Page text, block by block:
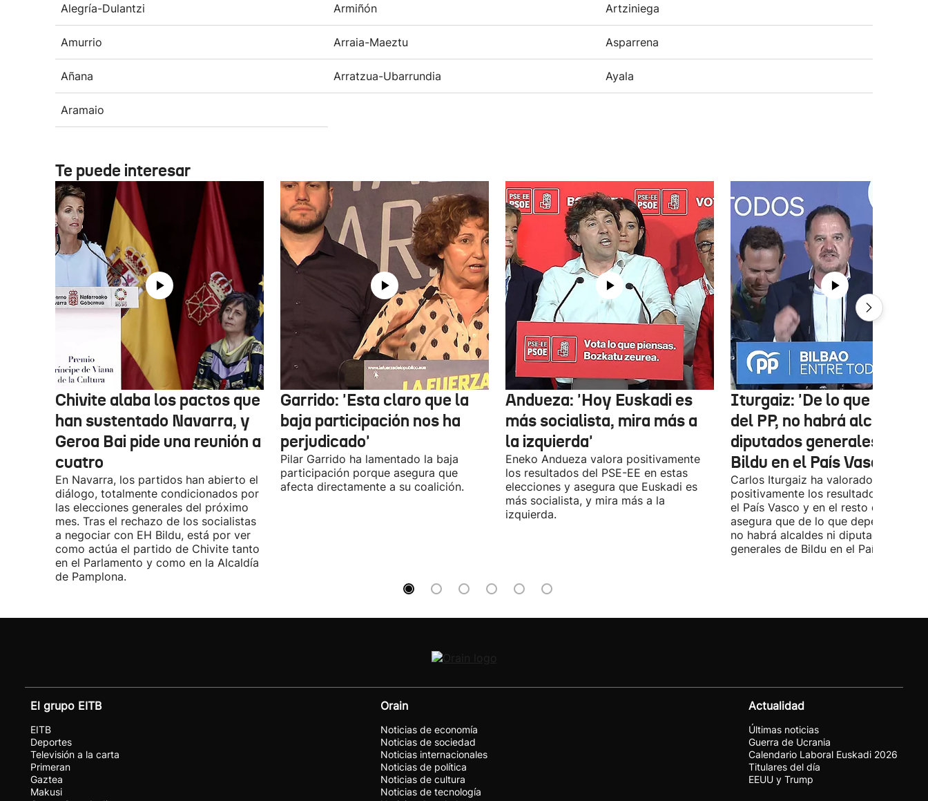
Alegría-Dulantzi Armiñón Artziniega
Amurrio Arraia-Maeztu Asparrena
Añana Arratzua-Ubarrundia Ayala
Aramaio
Te puede interesar
Chivite alaba los pactos que
han sustentado Navarra, y
Geroa Bai pide una reunión a
cuatro
En Navarra, los partidos han abierto el
diálogo, totalmente condicionados por
las elecciones generales del próximo
mes. Tras el rechazo de los socialistas
a negociar con EH Bildu, está por ver
como actúa el partido de Chivite tanto
en el Parlamento y como en la Alcaldía
de Pamplona.
Garrido: 'Esta claro que la
baja participación nos ha
perjudicado'
Pilar Garrido ha lamentado la baja
participación porque asegura que
afecta directamente a su coalición.
Andueza: 'Hoy Euskadi es
más socialista, mira más a
la izquierda'
Eneko Andueza valora positivamente
los resultados del PSE-EE en estas
elecciones y asegura que Euskadi es
más socialista, y mira más a la
izquierda.
Iturgaiz: 'De lo que
del PP, no habrá alcaldes ni
diputados generales de
Bildu en el País Vasco'
Carlos Iturgaiz ha valorado
positivamente los resultados del PP
el País Vasco y en el resto de
asegura que de lo que dependa del
no habrá alcaldes ni diputados
generales de Bildu en el País Vasco.
El grupo EITB
EITB
Deportes
Televisión a la carta
Primeran
Gaztea
Makusi
Orain
Noticias de economía
Noticias de sociedad
Noticias internacionales
Noticias de política
Noticias de cultura
Noticias de tecnología
Actualidad
Últimas noticias
Guerra de Ucrania
Calendario Laboral Euskadi 2026
Titulares del día
EEUU y Trump